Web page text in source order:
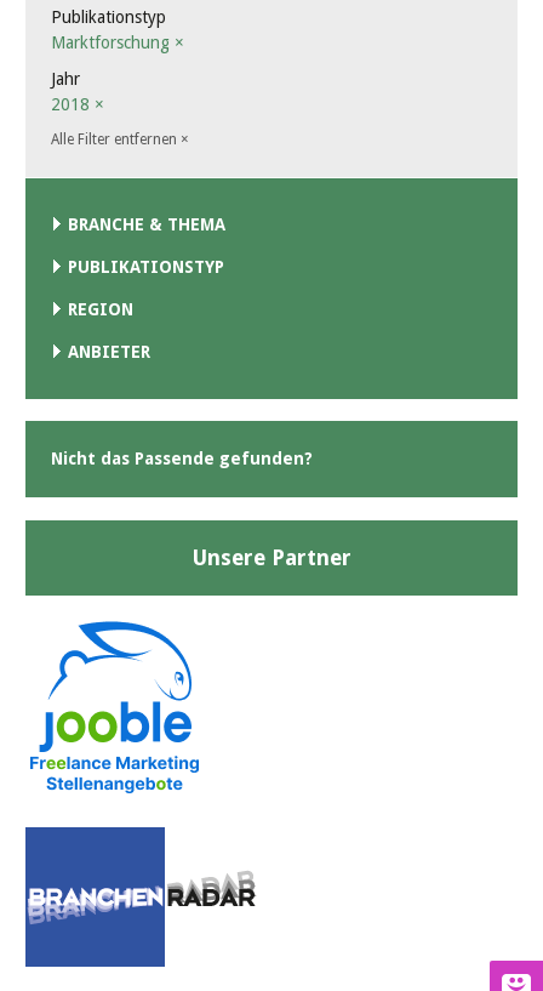
Publikationstyp
Marktforschung ×
Jahr
2018 ×
Alle Filter entfernen ×
BRANCHE & THEMA
PUBLIKATIONSTYP
REGION
ANBIETER
Nicht das Passende gefunden?
Unsere Partner